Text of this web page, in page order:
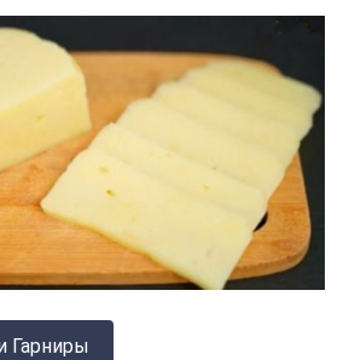
Гарниры